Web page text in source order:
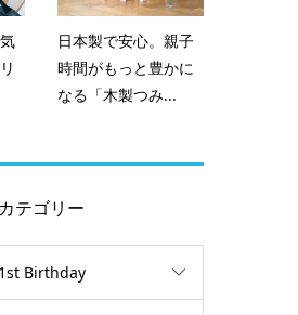
日本製で安心。親子
時間がもっと豊かに
なる「木製つみ...
カテゴリー
1st Birthday